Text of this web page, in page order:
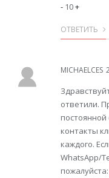
- 10+
ОТВЕТИТЬ
MICHAELCES
ответили.
постоянной
контакты
каждого.
WhatsApp/